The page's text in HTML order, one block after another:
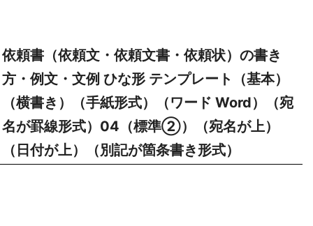
依頼書（依頼文・依頼文書・依頼状）の書き
方・例文・文例 ひな形 テンプレート（基本）
（横書き）（手紙形式）（ワード Word）（宛
名が罫線形式）04（標準②）（宛名が上）
（日付が上）（別記が箇条書き形式）